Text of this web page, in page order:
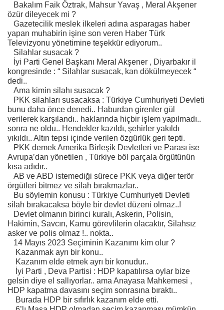
Bakalım Faik Öztrak, Mahsur Yavaş , Meral Akşener
özür dileyecek mi ?
Gazetecilik meslek ilkeleri adına asparagas haber
yapan muhabirin işine son veren Haber Türk
Televizyonu yönetimine teşekkür ediyorum..
Silahlar susacak ?
İyi Parti Genel Başkanı Meral Akşener , Diyarbakır il
kongresinde : “ Silahlar susacak, kan dökülmeyecek “
dedi..
Ama kimin silahı susacak ?
PKK silahları susacaksa : Türkiye Cumhuriyeti Devleti
bunu daha önce denedi.. Haburdan girenler gül
verilerek karşılandı.. haklarında hiçbir işlem yapılmadı..
sonra ne oldu.. Hendekler kazıldı, şehirler yakıldı
yıkıldı.. Altın tepsi içinde verilen özgürlük geri tepti.
PKK demek Amerika Birleşik Devletleri ve Parası ise
Avrupa’dan yönetilen , Türkiye böl parçala örgütünün
kısa adıdır..
AB ve ABD istemediği sürece PKK veya diğer terör
örgütleri bitmez ve silah bırakmazlar..
Bu söylemin konusu : Türkiye Cumhuriyeti Devleti
silah bırakacaksa böyle bir devlet düzeni olmaz..!
Devlet olmanın birinci kuralı, Askerin, Polisin,
Hakimin, Savcın, Kamu görevlilerin olacaktır, Silahsız
asker ve polis olmaz !.. nokta..
14 Mayıs 2023 Seçiminin Kazanımı kim olur ?
Kazanmak ayrı bir konu..
Kazanım elde etmek ayrı bir konudur..
İyi Parti , Deva Partisi : HDP kapatılırsa oylar bize
gelsin diye el sallıyorlar.. ama Anayasa Mahkemesi ,
HDP kapatma davasını seçim sonrasına bıraktı..
Burada HDP bir sıfırlık kazanım elde etti.